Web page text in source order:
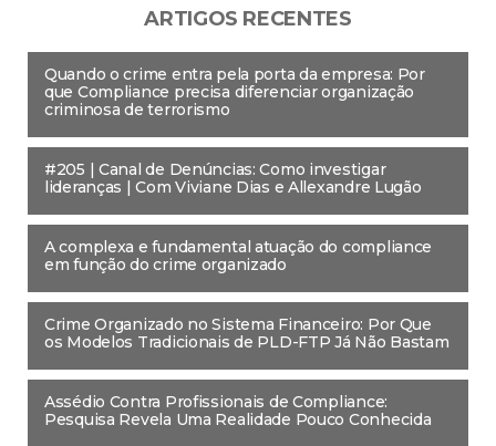
ARTIGOS RECENTES
Quando o crime entra pela porta da empresa: Por
que Compliance precisa diferenciar organização
criminosa de terrorismo
#205 | Canal de Denúncias: Como investigar
lideranças | Com Viviane Dias e Allexandre Lugão
A complexa e fundamental atuação do compliance
em função do crime organizado
Crime Organizado no Sistema Financeiro: Por Que
os Modelos Tradicionais de PLD-FTP Já Não Bastam
Assédio Contra Profissionais de Compliance:
Pesquisa Revela Uma Realidade Pouco Conhecida